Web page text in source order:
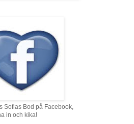
Sofias Bod på Facebook,
in och kika!